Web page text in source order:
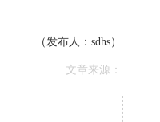
（发布人：sdhs）
文章来源：